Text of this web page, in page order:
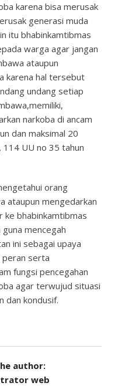
karena bisa merusak
generasi muda
itu bhabinkamtibmas
warga agar jangan
ataupun
karena hal tersebut
undang setiap
narkoba di ancam
dan maksimal 20
UU no 35 tahun
orang
ataupun mengedarkan
ke bhabinkamtibmas
mencegah
ini sebagai upaya
serta
fungsi pencegahan
agar terwujud situasi
dan kondusif.
author:
web